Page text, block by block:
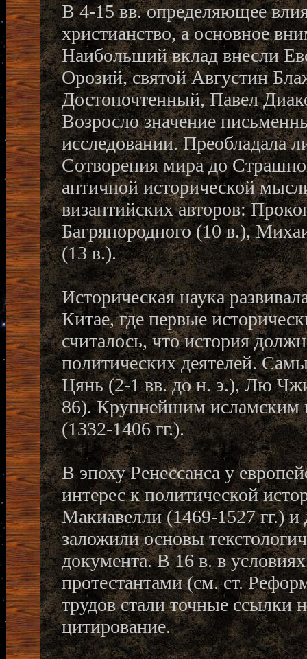
В 4-15 вв. определяющее
христианство, а основное
Наибольший вклад внесли
Орозий, святой Августин
Достопочтенный, Павел
Возросло значение
исследовании. Преобладала
Сотворения мира до
античной исторической
византийских авторов:
Багрянородного (10 в.),
(13 в.).
Историческая наука
Китае, где первые
считалось, что история
политических деятелей.
Цянь (2-1 вв. до н. э.), Лю
86). Крупнейшим исламским
(1332-1406 гг.).
В эпоху Ренессанса у
интерес к политической
Макиавелли (1469-1527 гг.)
заложили основы
документа. В 16 в. в
протестантами (см. ст.
трудов стали точные ссылки
цитирование.